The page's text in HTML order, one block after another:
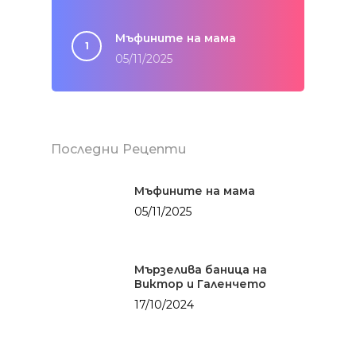
Мъфините на мама
05/11/2025
Последни Рецепти
Мъфините на мама
05/11/2025
Мързелива баница на
Виктор и Галенчето
17/10/2024